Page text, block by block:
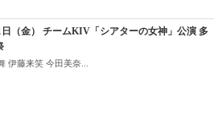
日（金） チームKIV「シアターの女神」公演 多
伊藤来笑 今田美奈...